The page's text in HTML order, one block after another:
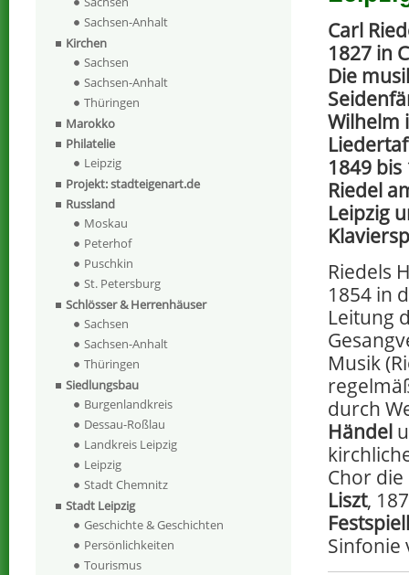
Carl
1827 in
Die
Wilhelm
1849
Riedel
Leipzig
Riedels
1854 in
Leitung
Musik
durch
Händel
Chor
Liszt,
Sinfonie
Sachsen-Anhalt
Kirchen
Sachsen
Sachsen-Anhalt
Thüringen
Marokko
Philatelie
Leipzig
Projekt: stadteigenart.de
Russland
Moskau
Peterhof
Puschkin
St. Petersburg
Schlösser & Herrenhäuser
Sachsen
Sachsen-Anhalt
Thüringen
Siedlungsbau
Burgenlandkreis
Dessau-Roßlau
Landkreis Leipzig
Leipzig
Stadt Chemnitz
Stadt Leipzig
Geschichte & Geschichten
Persönlichkeiten
Tourismus